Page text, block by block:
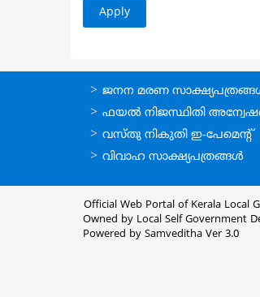
ഓണ്‍ലൈന്‍
സേവനങ്ങള്‍
ജനന മരണ
ഫയല്‍ നിജസ്ഥിതി
വസ്തു നികുതി ഇ-പേമെന്റ്
വിവാഹ സാക്ഷ്യപത്രങ്ങള്‍
Official Web Portal of Kerala Local
Owned by Local Self Government
Powered by Samveditha Ver 3.0